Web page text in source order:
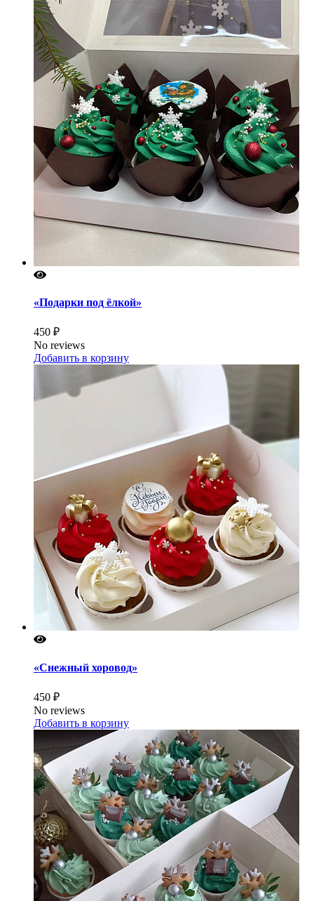
«Подарки под ёлкой»
450 ₽
No reviews
Добавить в корзину
«Снежный хоровод»
450 ₽
No reviews
Добавить в корзину